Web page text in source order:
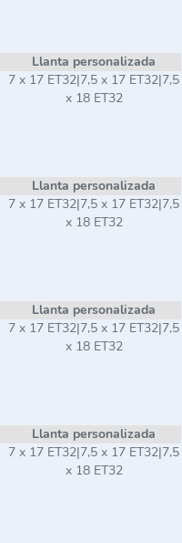
Llanta personalizada
7 x 17 ET32|7,5 x 17 ET32|7,5
x 18 ET32
Llanta personalizada
7 x 17 ET32|7,5 x 17 ET32|7,5
x 18 ET32
Llanta personalizada
7 x 17 ET32|7,5 x 17 ET32|7,5
x 18 ET32
Llanta personalizada
7 x 17 ET32|7,5 x 17 ET32|7,5
x 18 ET32